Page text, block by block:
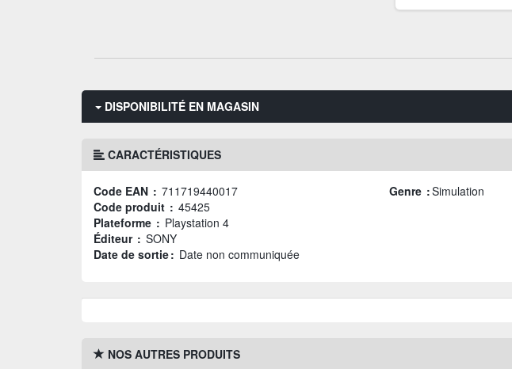
DISPONIBILITÉ EN MAGASIN
CARACTÉRISTIQUES
Code EAN : 711719440017
Code produit : 45425
Plateforme : Playstation 4
Éditeur : SONY
Date de sortie : Date non communiquée
Genre :Simulation
NOS AUTRES PRODUITS